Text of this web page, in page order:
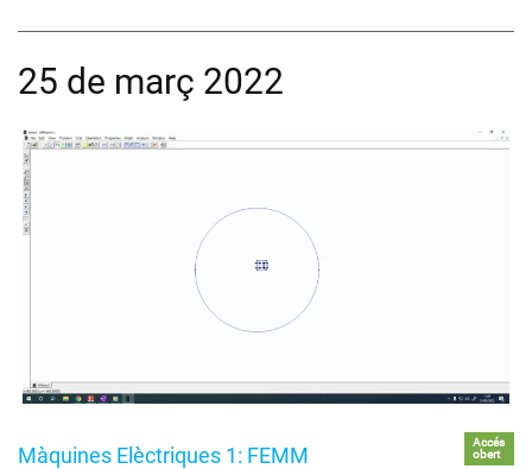
25 de març 2022
Màquines Elèctriques 1: FEMM
Accés
obert